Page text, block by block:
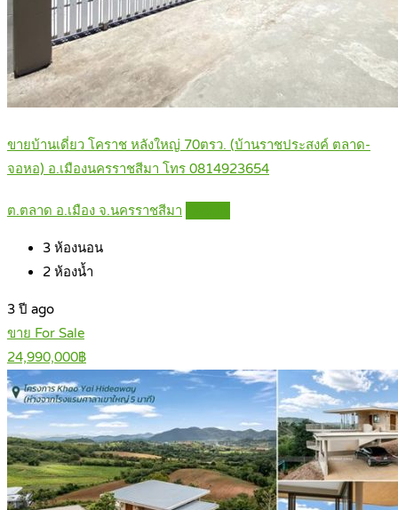
ขายบ้านเดี่ยว โคราช หลังใหญ่ 70ตรว. (บ้านราชประสงค์ ตลาด-
จอหอ) อ.เมืองนครราชสีมา โทร 0814923654
ต.ตลาด อ.เมือง จ.นครราชสีมา
3 ห้องนอน
2 ห้องน้ำ
3 ปี ago
ขาย For Sale
24,990,000฿